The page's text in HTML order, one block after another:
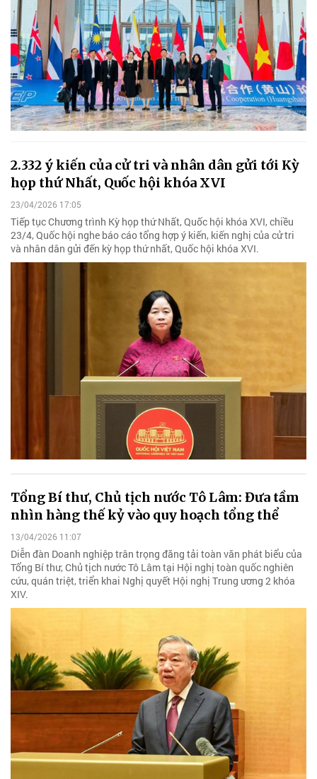
2.332 ý kiến của cử tri và nhân dân gửi tới Kỳ
họp thứ Nhất, Quốc hội khóa XVI
23/04/2026 17:05
Tiếp tục Chương trình Kỳ họp thứ Nhất, Quốc hội khóa XVI, chiều
23/4, Quốc hội nghe báo cáo tổng hợp ý kiến, kiến nghị của cử tri
và nhân dân gửi đến kỳ họp thứ nhất, Quốc hội khóa XVI.
Tổng Bí thư, Chủ tịch nước Tô Lâm: Đưa tầm
nhìn hàng thế kỷ vào quy hoạch tổng thể
13/04/2026 11:07
Diễn đàn Doanh nghiệp trân trọng đăng tải toàn văn phát biểu của
Tổng Bí thư, Chủ tịch nước Tô Lâm tại Hội nghị toàn quốc nghiên
cứu, quán triệt, triển khai Nghị quyết Hội nghị Trung ương 2 khóa
XIV.